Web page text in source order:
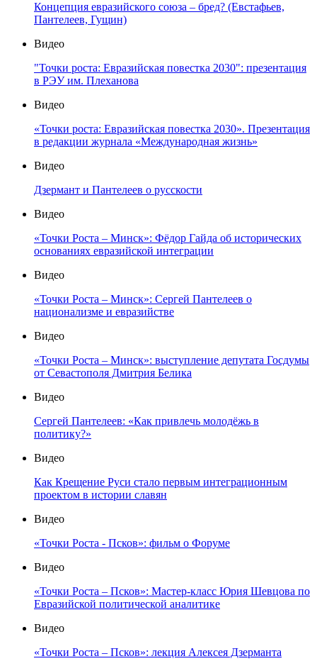
Концепция евразийского союза – бред? (Евстафьев,
Пантелеев, Гущин)
Видео
"Точки роста: Евразийская повестка 2030": презентация
в РЭУ им. Плеханова
Видео
«Точки роста: Евразийская повестка 2030». Презентация
в редакции журнала «Международная жизнь»
Видео
Дзермант и Пантелеев о русскости
Видео
«Точки Роста – Минск»: Фёдор Гайда об исторических
основаниях евразийской интеграции
Видео
«Точки Роста – Минск»: Сергей Пантелеев о
национализме и евразийстве
Видео
«Точки Роста – Минск»: выступление депутата Госдумы
от Севастополя Дмитрия Белика
Видео
Сергей Пантелеев: «Как привлечь молодёжь в
политику?»
Видео
Как Крещение Руси стало первым интеграционным
проектом в истории славян
Видео
«Точки Роста - Псков»: фильм о Форуме
Видео
«Точки Роста – Псков»: Мастер-класс Юрия Шевцова по
Евразийской политической аналитике
Видео
«Точки Роста – Псков»: лекция Алексея Дзерманта